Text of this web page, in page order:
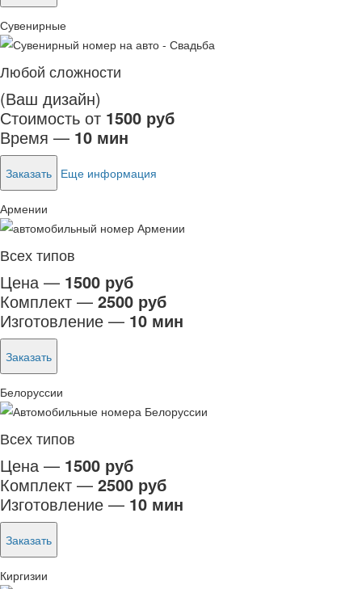
Сувенирные
Любой сложности
(Ваш дизайн)
Стоимость от 1500 руб
Время — 10 мин
Заказать Еще информация
Армении
Всех типов
Цена — 1500 руб
Комплект — 2500 руб
Изготовление — 10 мин
Заказать
Белоруссии
Всех типов
Цена — 1500 руб
Комплект — 2500 руб
Изготовление — 10 мин
Заказать
Киргизии